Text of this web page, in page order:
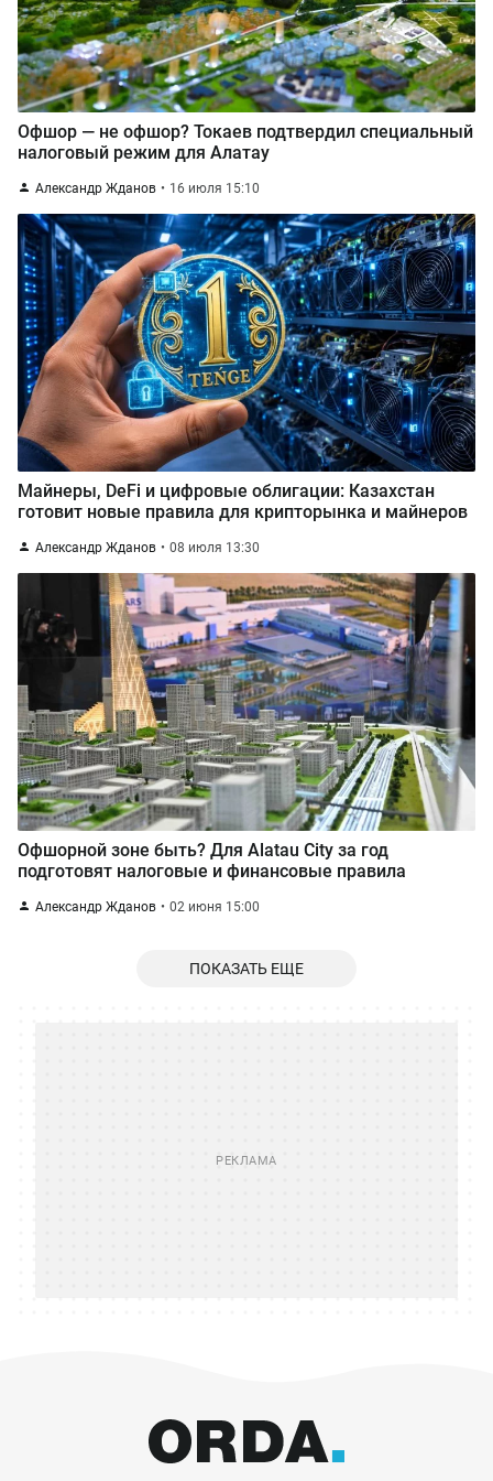
Офшор — не офшор? Токаев подтвердил специальный
налоговый режим для Алатау
Александр Жданов 16 июля 15:10
Майнеры, DeFi и цифровые облигации: Казахстан
готовит новые правила для крипторынка и майнеров
Александр Жданов 08 июля 13:30
Офшорной зоне быть? Для Alatau City за год
подготовят налоговые и финансовые правила
Александр Жданов 02 июня 15:00
ПОКАЗАТЬ ЕЩЕ